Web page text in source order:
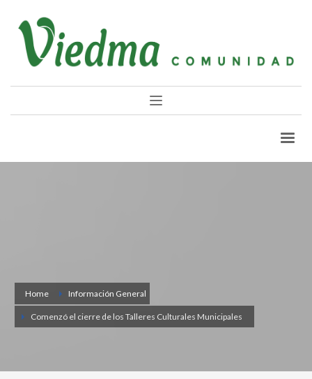
Home Información General
Comenzó el cierre de los Talleres Culturales Municipales